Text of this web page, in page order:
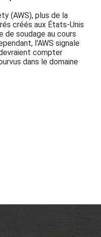
(AWS), plus de la
créés aux États-Unis
soudage au cours
l'AWS signale
compter
dans le domaine